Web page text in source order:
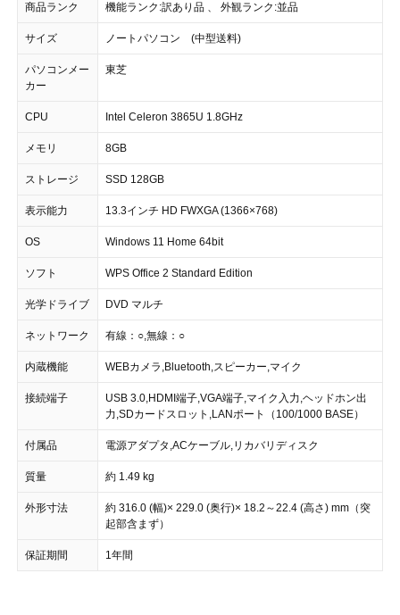
商品ランク 機能ランク:訳あり品 、 外観ランク:並品
サイズ ノートパソコン (中型送料)
パソコンメー
カー
東芝
CPU Intel Celeron 3865U 1.8GHz
メモリ 8GB
ストレージ SSD 128GB
表示能力 13.3インチ HD FWXGA (1366×768)
OS Windows 11 Home 64bit
ソフト WPS Office 2 Standard Edition
光学ドライブ DVD マルチ
ネットワーク 有線：○,無線：○
内蔵機能 WEBカメラ,Bluetooth,スピーカー,マイク
接続端子
USB 3.0,HDMI端子,VGA端子,マイク入力,ヘッドホン出
力,SDカードスロット,LANポート（100/1000 BASE）
付属品 電源アダプタ,ACケーブル,リカバリディスク
質量 約 1.49 kg
外形寸法
約 316.0 (幅)× 229.0 (奥行)× 18.2～22.4 (高さ) mm（突
起部含まず）
保証期間 1年間